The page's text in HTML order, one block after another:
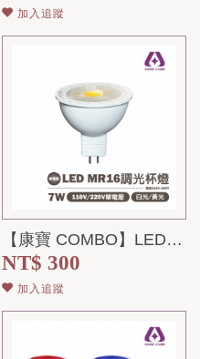
加入追蹤
【康寶 COMBO】LED MR16 7W 調光杯燈 黃光-白光- 110V-2...
NT$ 300
加入追蹤